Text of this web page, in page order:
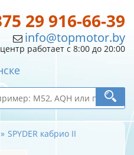
29 916-66-39
info@topmotor.by
работает с 8:00 до 20:00
SPYDER кабрио II